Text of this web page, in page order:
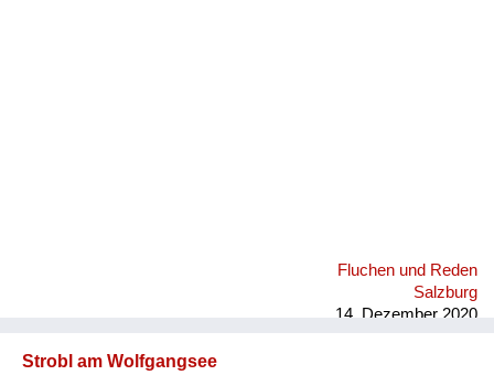
Fluchen und Reden
Salzburg
14. Dezember 2020
Strobl am Wolfgangsee